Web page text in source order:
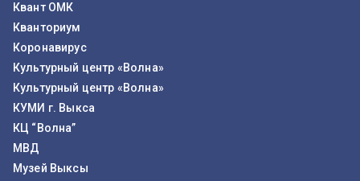
Квант ОМК
Кванториум
Коронавирус
Культурный центр «Волна»
Культурный центр «Волна»
КУМИ г. Выкса
КЦ “Волна”
МВД
Музей Выксы